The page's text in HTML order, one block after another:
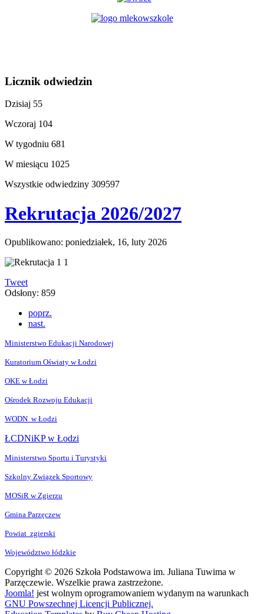
Licznik odwiedzin
Dzisiaj 55
Wczoraj 104
W tygodniu 681
W miesiącu 1025
Wszystkie odwiedziny 309597
Rekrutacja 2026/2027
Opublikowano: poniedziałek, 16, luty 2026
Tweet
Odsłony: 859
poprz.
nast.
Ministerstwo Edukacji Narodowej
Kuratorium Oświaty w Łodzi
OKE w Łodzi
Ośrodek Rozwoju Edukacji
WODN w Łodzi
ŁCDNiKP w Łodzi
Ministerstwo Sportu i Turystyki
Szkolny Związek Sportowy
MOSiR w Zgierzu
Gmina Parzęczew
Powiat zgierski
Województwo łódzkie
Copyright © 2026 Szkoła Podstawowa im. Juliana Tuwima w
Parzęczewie. Wszelkie prawa zastrzeżone.
Joomla! jest wolnym oprogramowaniem wydanym na warunkach
GNU Powszechnej Licencji Publicznej.